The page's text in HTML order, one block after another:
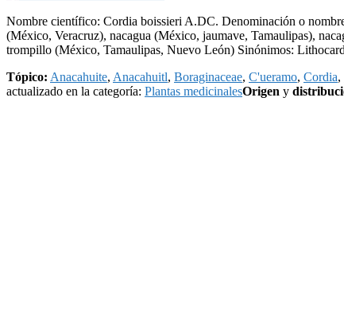
Nombre científico: Cordia boissieri A.DC. Denominación o
(México, Veracruz), nacagua (México, jaumave, Tamaulipas),
trompillo (México, Tamaulipas, Nuevo León) Sinónimos:
Tópico: Anacahuite, Anacahuitl, Boraginaceae, C'ueramo, Cordia,
actualizado en la categoría: Plantas medicinalesOrigen y